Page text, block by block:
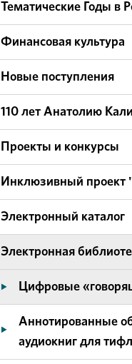
Тематические Годы в
Финансовая культура
Новые поступления
110 лет Анатолию
Проекты и конкурсы
Инклюзивный проект
Электронный каталог
Электронная
Цифровые
Аннотированные
аудиокниг для